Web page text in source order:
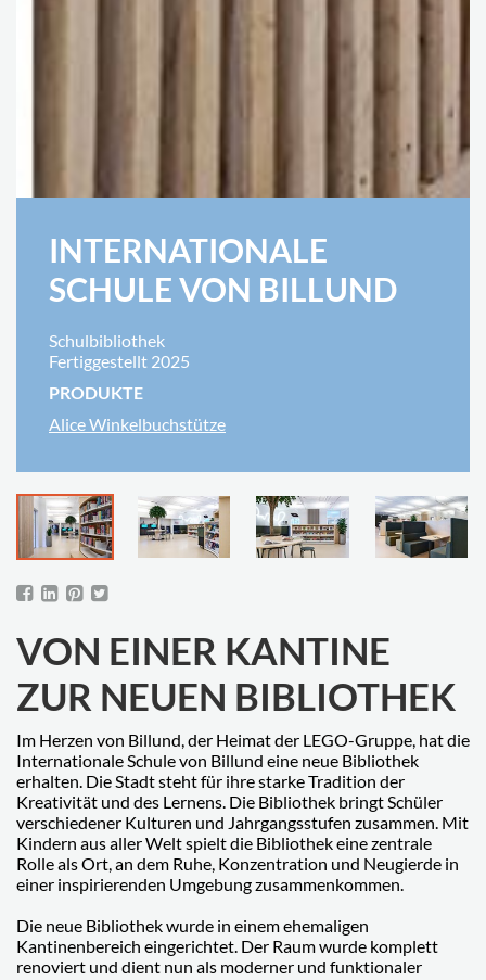
INTERNATIONALE
SCHULE VON BILLUND
Schulbibliothek
Fertiggestellt 2025
PRODUKTE
Alice Winkelbuchstütze
VON EINER KANTINE
ZUR NEUEN BIBLIOTHEK
Im Herzen von Billund, der Heimat der LEGO-Gruppe, hat die
Internationale Schule von Billund eine neue Bibliothek
erhalten. Die Stadt steht für ihre starke Tradition der
Kreativität und des Lernens. Die Bibliothek bringt Schüler
verschiedener Kulturen und Jahrgangsstufen zusammen. Mit
Kindern aus aller Welt spielt die Bibliothek eine zentrale
Rolle als Ort, an dem Ruhe, Konzentration und Neugierde in
einer inspirierenden Umgebung zusammenkommen.
Die neue Bibliothek wurde in einem ehemaligen
Kantinenbereich eingerichtet. Der Raum wurde komplett
renoviert und dient nun als moderner und funktionaler